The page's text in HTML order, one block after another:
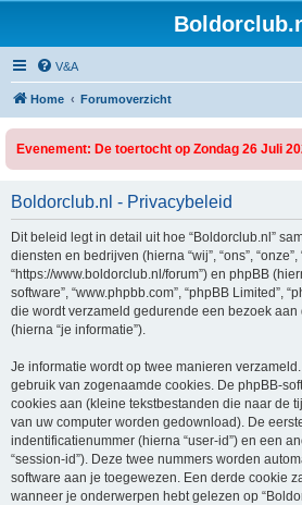
V&A
Home Forumoverzicht
Evenement: De toertocht op Zondag 26 Juli
Boldorclub.nl - Privacybeleid
Dit beleid legt in detail uit hoe “Boldorclub.nl”
diensten en bedrijven (hierna “wij”, “ons”, “onze”,
“https://www.boldorclub.nl/forum”) en phpBB
software”, “www.phpbb.com”, “phpBB Limited”,
die wordt verzameld gedurende een bezoek aan
(hierna “je informatie”).
Je informatie wordt op twee manieren
gebruik van zogenaamde cookies. De phpBB-
cookies aan (kleine tekstbestanden die naar de
van uw computer worden gedownload). De
indentificatienummer (hierna “user-id”) en een
“session-id”). Deze twee nummers worden
software aan je toegewezen. Een derde cookie
wanneer je onderwerpen hebt gelezen op